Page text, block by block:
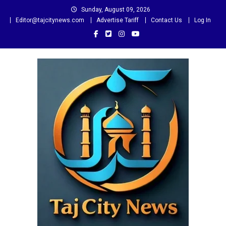
Sunday, August 09, 2026
Editor@tajcitynews.com
Advertise Tariff Contact Us Log In